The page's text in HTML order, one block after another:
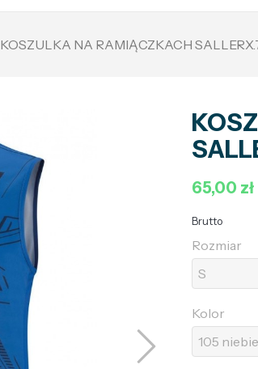
KOSZULKA NA RAMIĄCZKACH
65,00 zł
Brutto
Rozmiar
Kolor